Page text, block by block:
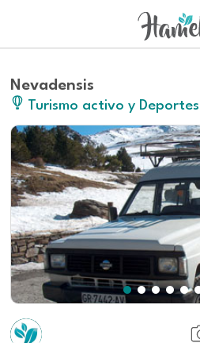
Nevadensis
Turismo activo y Deportes